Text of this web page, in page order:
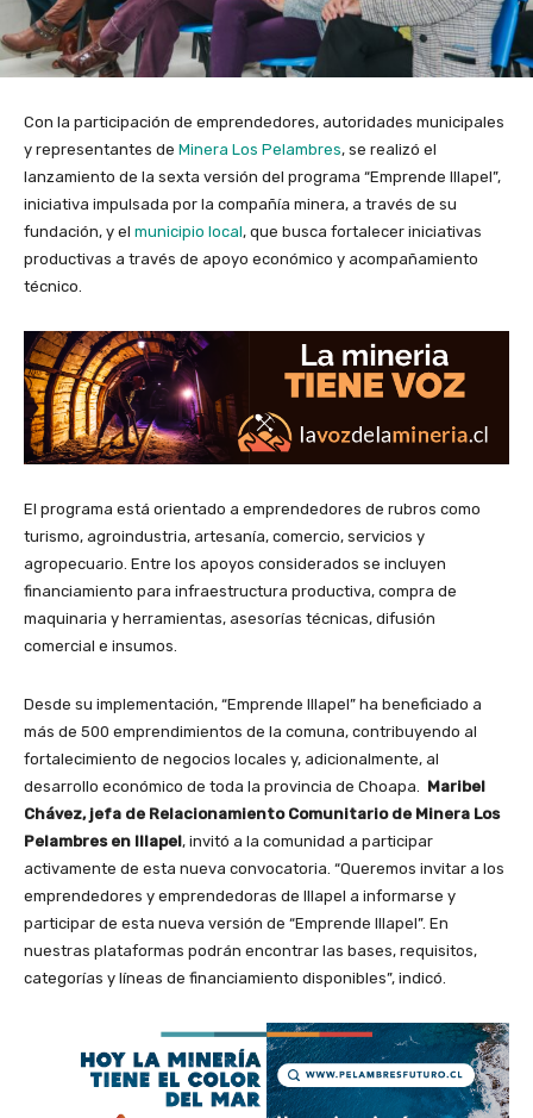
Con la participación de emprendedores, autoridades municipales
y representantes de Minera Los Pelambres, se realizó el
lanzamiento de la sexta versión del programa “Emprende Illapel”,
iniciativa impulsada por la compañía minera, a través de su
fundación, y el municipio local, que busca fortalecer iniciativas
productivas a través de apoyo económico y acompañamiento
técnico.
El programa está orientado a emprendedores de rubros como
turismo, agroindustria, artesanía, comercio, servicios y
agropecuario. Entre los apoyos considerados se incluyen
financiamiento para infraestructura productiva, compra de
maquinaria y herramientas, asesorías técnicas, difusión
comercial e insumos.
Desde su implementación, “Emprende Illapel” ha beneficiado a
más de 500 emprendimientos de la comuna, contribuyendo al
fortalecimiento de negocios locales y, adicionalmente, al
desarrollo económico de toda la provincia de Choapa. Maribel
Chávez, jefa de Relacionamiento Comunitario de Minera Los
Pelambres en Illapel, invitó a la comunidad a participar
activamente de esta nueva convocatoria. “Queremos invitar a los
emprendedores y emprendedoras de Illapel a informarse y
participar de esta nueva versión de “Emprende Illapel”. En
nuestras plataformas podrán encontrar las bases, requisitos,
categorías y líneas de financiamiento disponibles”, indicó.